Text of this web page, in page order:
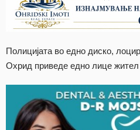
Полицијата во едно диско,
Охрид приведе едно лице жител